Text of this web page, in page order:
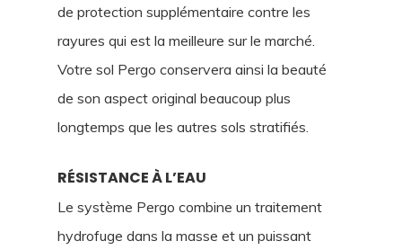
de protection supplémentaire contre les
rayures qui est la meilleure sur le marché.
Votre sol Pergo conservera ainsi la beauté
de son aspect original beaucoup plus
longtemps que les autres sols stratifiés.
RÉSISTANCE À L’EAU
Le système Pergo combine un traitement
hydrofuge dans la masse et un puissant